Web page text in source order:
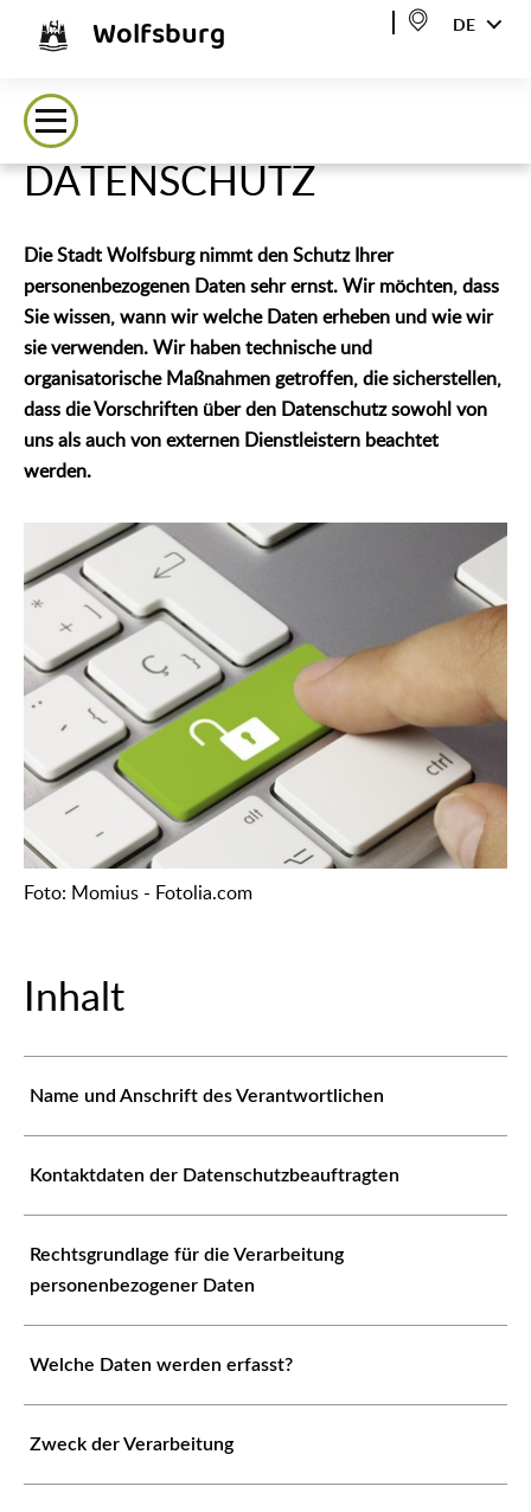
Wolfsburg DE
DATENSCHUTZ
Die Stadt Wolfsburg nimmt den Schutz Ihrer
personenbezogenen Daten sehr ernst. Wir möchten, dass
Sie wissen, wann wir welche Daten erheben und wie wir
sie verwenden. Wir haben technische und
organisatorische Maßnahmen getroffen, die sicherstellen,
dass die Vorschriften über den Datenschutz sowohl von
uns als auch von externen Dienstleistern beachtet
werden.
Foto: Momius - Fotolia.com
Inhalt
Name und Anschrift des Verantwortlichen
Kontaktdaten der Datenschutzbeauftragten
Rechtsgrundlage für die Verarbeitung
personenbezogener Daten
Welche Daten werden erfasst?
Zweck der Verarbeitung